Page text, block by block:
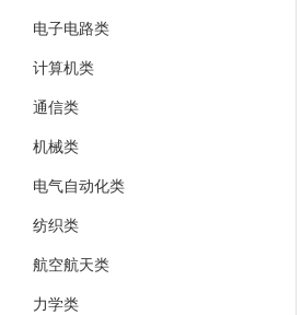
电子电路类
计算机类
通信类
机械类
电气自动化类
纺织类
航空航天类
力学类